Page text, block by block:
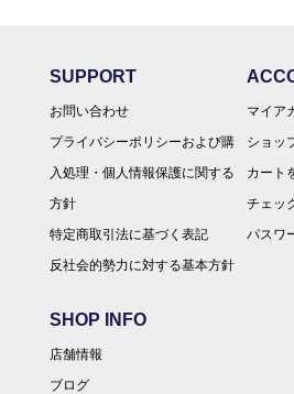
SUPPORT
お問い合わせ
プライバシーポリシーおよび購
入処理・個人情報保護に関する
方針
特定商取引法に基づく表記
反社会的勢力に対する基本方針
マイア
ショッ
カート
チェッ
パスワ
SHOP INFO
店舗情報
ブログ